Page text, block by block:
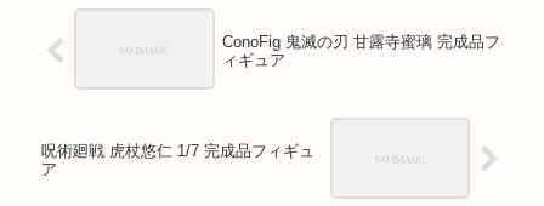
ConoFig 鬼滅の刃 甘露寺蜜璃 完成品フ
ィギュア
呪術廻戦 虎杖悠仁 1/7 完成品フィギュ
ア